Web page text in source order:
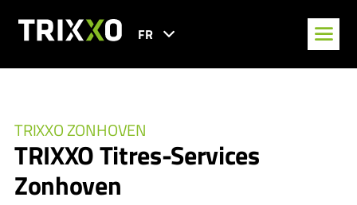
FR
TRIXXO ZONHOVEN
TRIXXO Titres-Services
Zonhoven